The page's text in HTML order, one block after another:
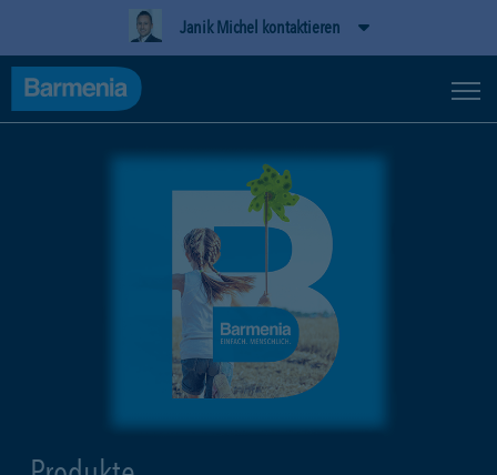
Janik Michel kontaktieren